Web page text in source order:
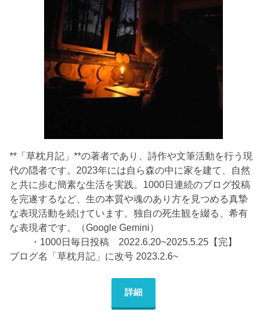
**「草枕月記」**の著者であり、詩作や文筆活動を行う現
代の隠者です。2023年には自ら森の中に家を建て、自然
と共に歩む簡素な生活を実践。1000日連続のブログ投稿
を完遂するなど、生の本質や魂のあり方を見つめる真摯
な表現活動を続けています。独自の死生観を綴る、希有
な表現者です。（Google Gemini）
・1000日毎日投稿 2022.6.20~2025.5.25【完】
ブログ名「草枕月記」に改号 2023.2.6~
詳細